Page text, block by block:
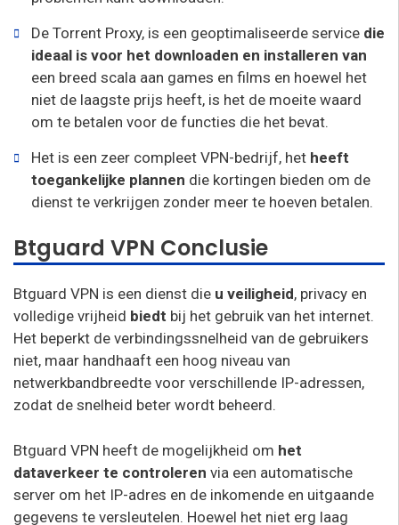
De Torrent Proxy, is een geoptimaliseerde service die
ideaal is voor het downloaden en installeren van
een breed scala aan games en films en hoewel het
niet de laagste prijs heeft, is het de moeite waard
om te betalen voor de functies die het bevat.
Het is een zeer compleet VPN-bedrijf, het heeft
toegankelijke plannen die kortingen bieden om de
dienst te verkrijgen zonder meer te hoeven betalen.
Btguard VPN Conclusie
Btguard VPN is een dienst die u veiligheid, privacy en
volledige vrijheid biedt bij het gebruik van het internet.
Het beperkt de verbindingssnelheid van de gebruikers
niet, maar handhaaft een hoog niveau van
netwerkbandbreedte voor verschillende IP-adressen,
zodat de snelheid beter wordt beheerd.
Btguard VPN heeft de mogelijkheid om het
dataverkeer te controleren via een automatische
server om het IP-adres en de inkomende en uitgaande
gegevens te versleutelen. Hoewel het niet erg laag